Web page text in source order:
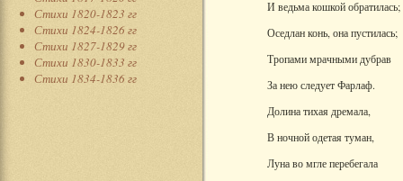
Стихи 1820-1823 гг
Стихи 1824-1826 гг
Стихи 1827-1829 гг
Стихи 1830-1833 гг
Стихи 1834-1836 гг
И ведьма кошкой обратилась;
Оседлан конь, она пустилась;
Тропами мрачными дубрав
За нею следует Фарлаф.
Долина тихая дремала,
В ночной одетая туман,
Луна во мгле перебегала